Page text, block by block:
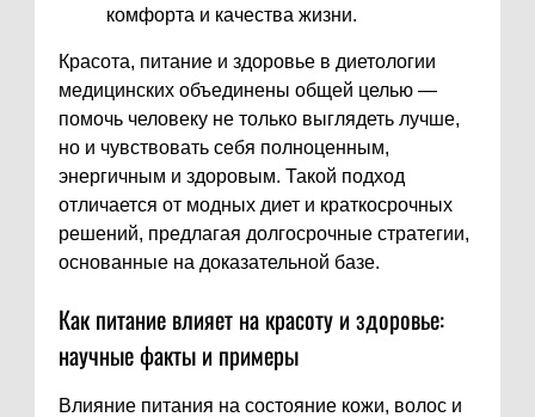
комфорта и качества жизни.
Красота, питание и здоровье в диетологии
медицинских объединены общей целью —
помочь человеку не только выглядеть лучше,
но и чувствовать себя полноценным,
энергичным и здоровым. Такой подход
отличается от модных диет и краткосрочных
решений, предлагая долгосрочные стратегии,
основанные на доказательной базе.
Как питание влияет на красоту и здоровье:
научные факты и примеры
Влияние питания на состояние кожи, волос и